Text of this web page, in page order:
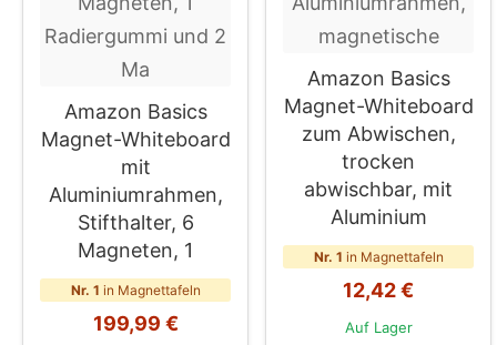
Amazon Basics
Magnet-Whiteboard
mit
Aluminiumrahmen,
Stifthalter, 6
Magneten, 1
Nr. 1 in Magnettafeln
199,99 €
Amazon Basics
Magnet-Whiteboard
zum Abwischen,
trocken
abwischbar, mit
Aluminium
Nr. 1 in Magnettafeln
12,42 €
Auf Lager